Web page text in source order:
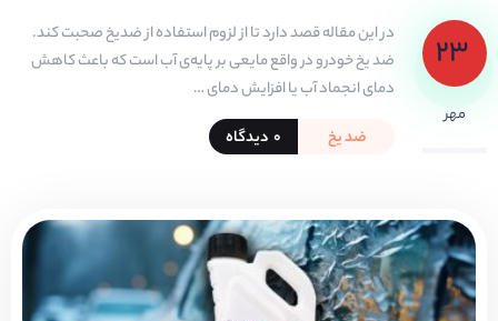
۲۳
مهر
در این مقاله قصد دارد تا از لزوم استفاده از ضدیخ صحبت کند.
ضد یخ خودرو در واقع مایعی بر پایه‌ی آب است که باعث کاهش
دمای انجماد آب یا افزایش دمای …
ضد یخ
۰ دیدگاه